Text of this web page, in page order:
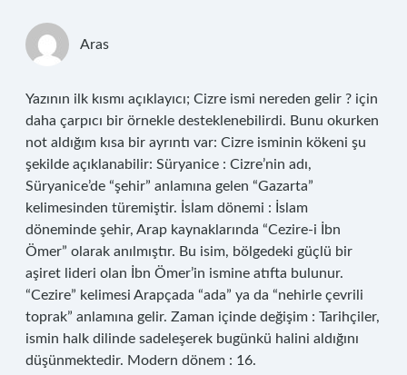
Aras
Yazının ilk kısmı açıklayıcı; Cizre ismi nereden gelir ? için
daha çarpıcı bir örnekle desteklenebilirdi. Bunu okurken
not aldığım kısa bir ayrıntı var: Cizre isminin kökeni şu
şekilde açıklanabilir: Süryanice : Cizre’nin adı,
Süryanice’de “şehir” anlamına gelen “Gazarta”
kelimesinden türemiştir. İslam dönemi : İslam
döneminde şehir, Arap kaynaklarında “Cezire-i İbn
Ömer” olarak anılmıştır. Bu isim, bölgedeki güçlü bir
aşiret lideri olan İbn Ömer’in ismine atıfta bulunur.
“Cezire” kelimesi Arapçada “ada” ya da “nehirle çevrili
toprak” anlamına gelir. Zaman içinde değişim : Tarihçiler,
ismin halk dilinde sadeleşerek bugünkü halini aldığını
düşünmektedir. Modern dönem : 16.